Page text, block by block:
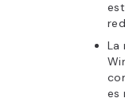
La
es